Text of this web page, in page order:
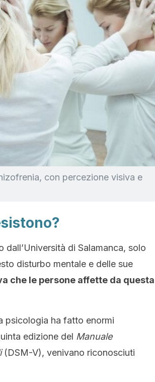
con percezione visiva e
dall’Università di Salamanca, solo
disturbo mentale e delle sue
che le persone affette da questa
psicologia ha fatto enormi
edizione del Manuale
(DSM-V), venivano riconosciuti